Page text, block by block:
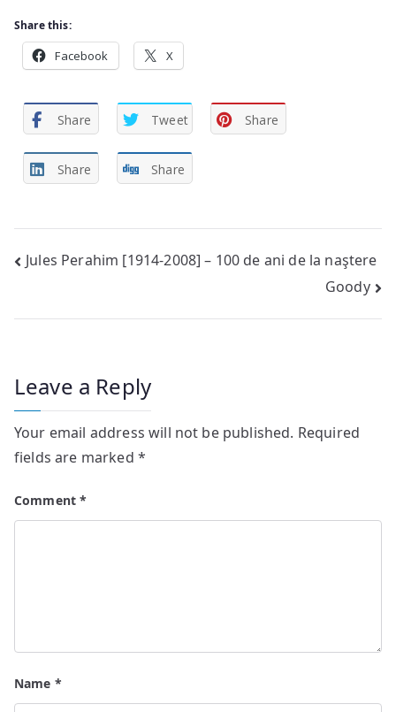
Share this:
Facebook X
Share Tweet Share
Share Share
Post
Jules Perahim [1914-2008] – 100 de ani de la naştere
Goody
Leave a Reply
Your email address will not be published. Required
fields are marked *
Comment*
Name *